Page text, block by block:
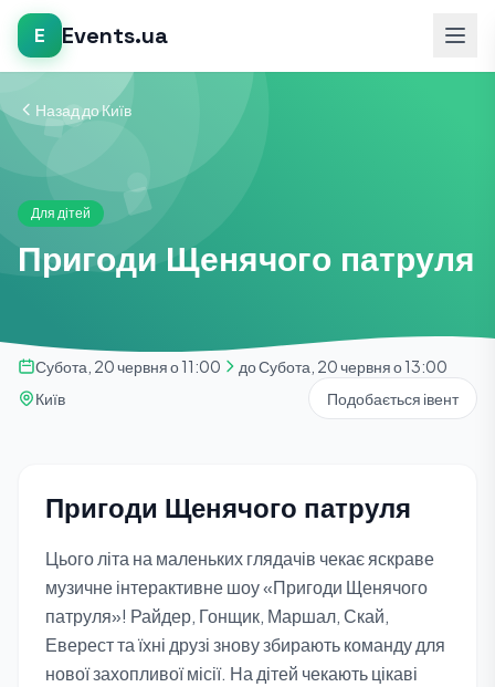
E Events.ua
Назад до Київ
Для дітей
Пригоди Щенячого патруля
Субота, 20 червня о 11:00
до Субота, 20 червня о 13:00
Київ
Подобається івент
Пригоди Щенячого патруля
Цього літа на маленьких глядачів чекає яскраве
музичне інтерактивне шоу «Пригоди Щенячого
патруля»! Райдер, Гонщик, Маршал, Скай,
Еверест та їхні друзі знову збирають команду для
нової захопливої місії. На дітей чекають цікаві